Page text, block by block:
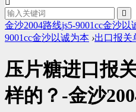
金沙2004路线js5-9001cc金沙以
9001cc金沙以诚为本 ›出口报关
压片糖进口报
样的？-金沙